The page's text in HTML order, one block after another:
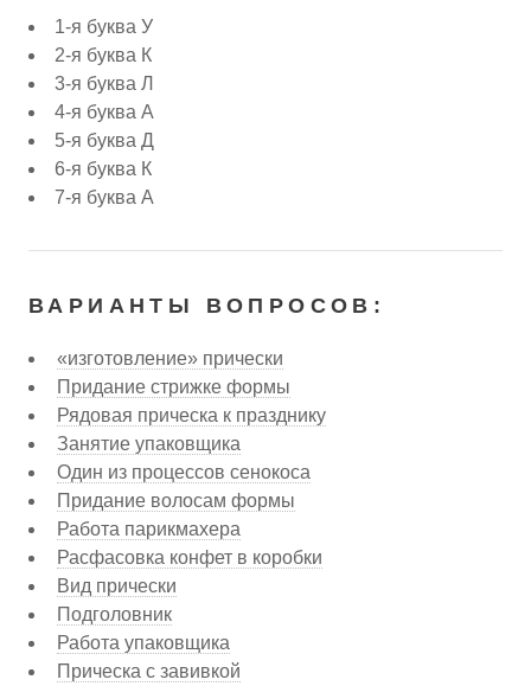
1-я буква У
2-я буква К
3-я буква Л
4-я буква А
5-я буква Д
6-я буква К
7-я буква А
ВАРИАНТЫ ВОПРОСОВ:
«изготовление» прически
Придание стрижке формы
Рядовая прическа к празднику
Занятие упаковщика
Один из процессов сенокоса
Придание волосам формы
Работа парикмахера
Расфасовка конфет в коробки
Вид прически
Подголовник
Работа упаковщика
Прическа с завивкой